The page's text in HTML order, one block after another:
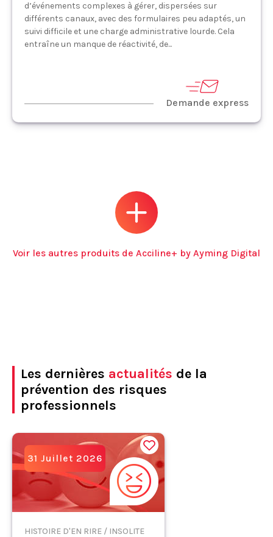
d’événements complexes à gérer, dispersées sur
différents canaux, avec des formulaires peu adaptés, un
suivi difficile et une charge administrative lourde. Cela
entraîne un manque de réactivité, de...
Demande express
Voir les autres produits de Acciline+ by Ayming Digital
Les dernières actualités de la
prévention des risques
professionnels
31 Juillet 2026
HISTOIRE D'EN RIRE / INSOLITE